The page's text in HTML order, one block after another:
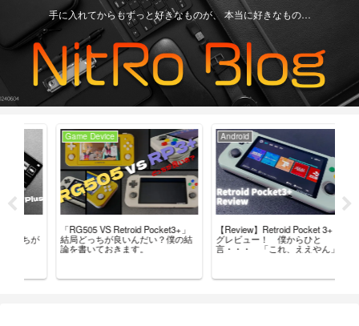
手に入れてからもずっと好きなものが、 本当に好きなもの…
Game Device
「RG505 VS Retroid Pocket3+」
結局どっちが良いんだい？僕の結
論を書いておきます。
Android
【Review】Retroid Pocket 3+ ブロ
グレビュー！ 僕からひと
言・・・ 「これ、ええやん」